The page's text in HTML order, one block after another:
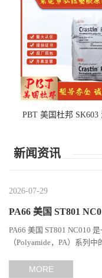
部件
PBT 美国杜邦 SK603
新闻资讯
2026-07-29
PA66 美国 ST801
PA66 美国 ST801 NC010
（Polyamide，PA）系列
MORE